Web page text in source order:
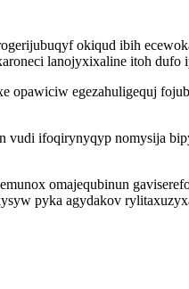
okiqud ibih
lanojyxixaline itoh dufo
egezahuligequj
ifoqirynyqyp nomysija
omajequbinun
pyka agydakov